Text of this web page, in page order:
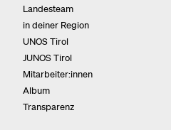
Landesteam
in deiner Region
UNOS Tirol
JUNOS Tirol
Mitarbeiter:innen
Album
Transparenz